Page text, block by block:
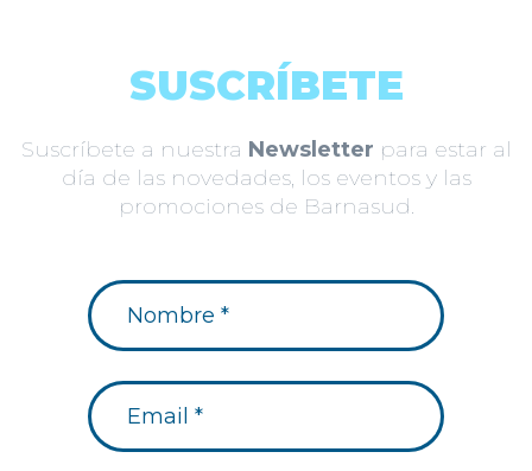
SUSCRÍBETE
Suscríbete a nuestra Newsletter para estar al
día de las novedades, los eventos y las
promociones de Barnasud.